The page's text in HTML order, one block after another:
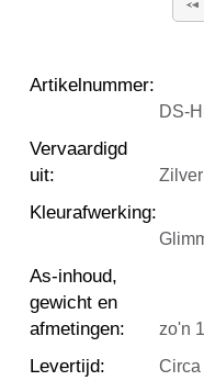
Artikelnummer:
DS-
Vervaardigd
uit:
Kleurafwerking:
As-inhoud,
gewicht en
afmetingen: zo'n
Levertijd: Circa